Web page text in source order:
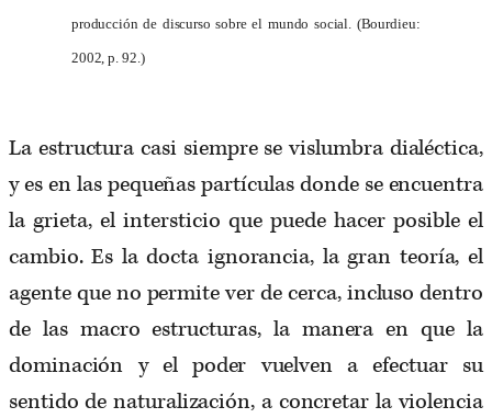
producción de discurso sobre el mundo social. (Bourdieu:
2002, p. 92.)
La estructura casi siempre se vislumbra dialéctica,
y es en las pequeñas partículas donde se encuentra
la grieta, el intersticio que puede hacer posible el
cambio. Es la docta ignorancia, la gran teoría, el
agente que no permite ver de cerca, incluso dentro
de las macro estructuras, la manera en que la
dominación y el poder vuelven a efectuar su
sentido de naturalización, a concretar la violencia